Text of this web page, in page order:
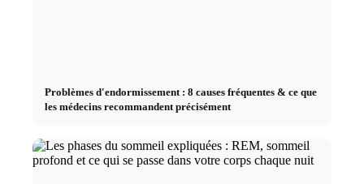
Problèmes d'endormissement : 8 causes fréquentes & ce que
les médecins recommandent précisément